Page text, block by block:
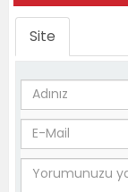
Site